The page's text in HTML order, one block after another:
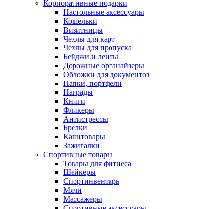
Корпоративные подарки
Настольные аксессуары
Кошельки
Визитницы
Чехлы для карт
Чехлы для пропуска
Бейджи и ленты
Дорожные органайзеры
Обложки для документов
Папки, портфели
Награды
Книги
Фликеры
Антистрессы
Брелки
Канцтовары
Зажигалки
Спортивные товары
Товары для фитнеса
Шейкеры
Спортинвентарь
Мячи
Массажеры